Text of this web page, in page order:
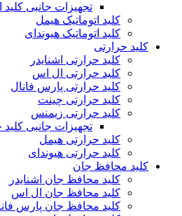
تجهیزات جانبی کلید
کلید اتوماتیک هیمل
کلید اتوماتیک هیوندای
کلید حرارتی
کلید حرارتی اشنایدر
کلید حرارتی ال اس
کلید حرارتی پارس فانال
کلید حرارتی چینت
کلید حرارتی زیمنس
تجهیزات جانبی
کلید حرارتی هیمل
کلید حرارتی هیوندای
کلید محافظ جان
کلید محافظ جان اشنایدر
کلید محافظ جان ال اس
کلید محافظ جان پارس